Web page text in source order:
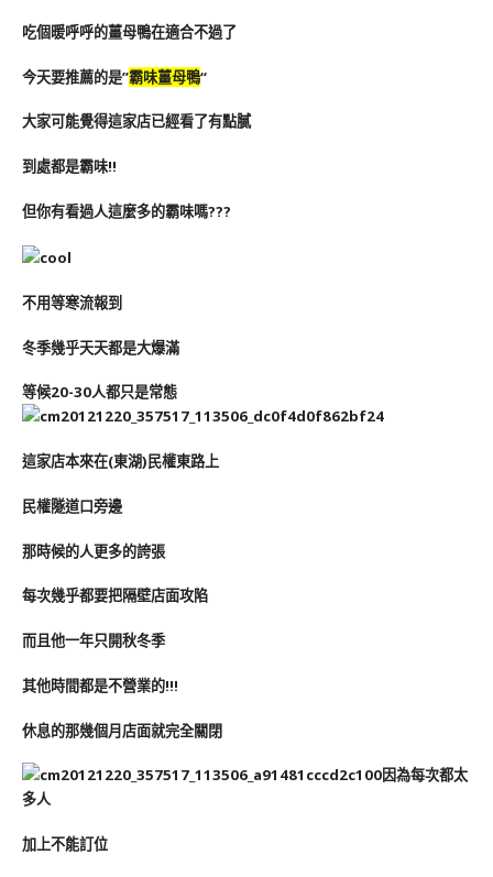
吃個暖呼呼的薑母鴨在適合不過了
今天要推薦的是”霸味薑母鴨“
大家可能覺得這家店已經看了有點膩
到處都是霸味!!
但你有看過人這麼多的霸味嗎???
不用等寒流報到
冬季幾乎天天都是大爆滿
等候20-30人都只是常態
這家店本來在(東湖)民權東路上
民權隧道口旁邊
那時候的人更多的誇張
每次幾乎都要把隔壁店面攻陷
而且他一年只開秋冬季
其他時間都是不營業的!!!
休息的那幾個月店面就完全關閉
因為每次都太
多人
加上不能訂位